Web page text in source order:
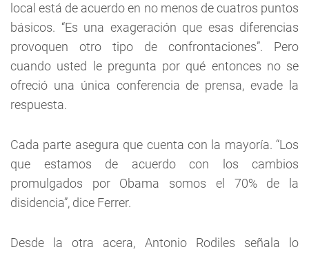
local está de acuerdo en no menos de cuatros puntos
básicos. “Es una exageración que esas diferencias
provoquen otro tipo de confrontaciones”. Pero
cuando usted le pregunta por qué entonces no se
ofreció una única conferencia de prensa, evade la
respuesta.
Cada parte asegura que cuenta con la mayoría. “Los
que estamos de acuerdo con los cambios
promulgados por Obama somos el 70% de la
disidencia”, dice Ferrer.
Desde la otra acera, Antonio Rodiles señala lo